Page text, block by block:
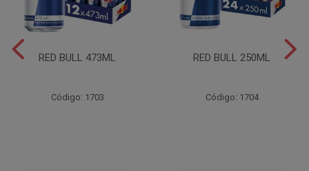
RED BULL 473ML
Código: 1703
RED BULL 250ML
Código: 1704